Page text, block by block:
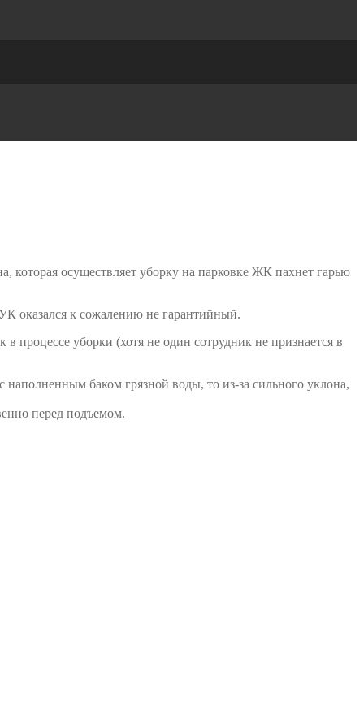
осуществляет уборку на парковке ЖК пахнет гарью
оказался к сожалению не гарантийный.
в процессе уборки (хотя не один сотрудник не признается в
баком грязной воды, то из-за сильного уклона,
перед подъемом.